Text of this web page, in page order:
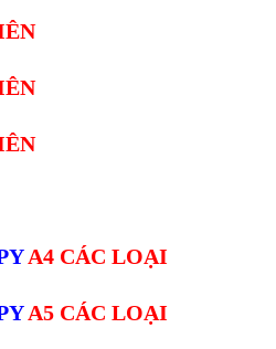
A4 CÁC LOẠI
A5 CÁC LOẠI